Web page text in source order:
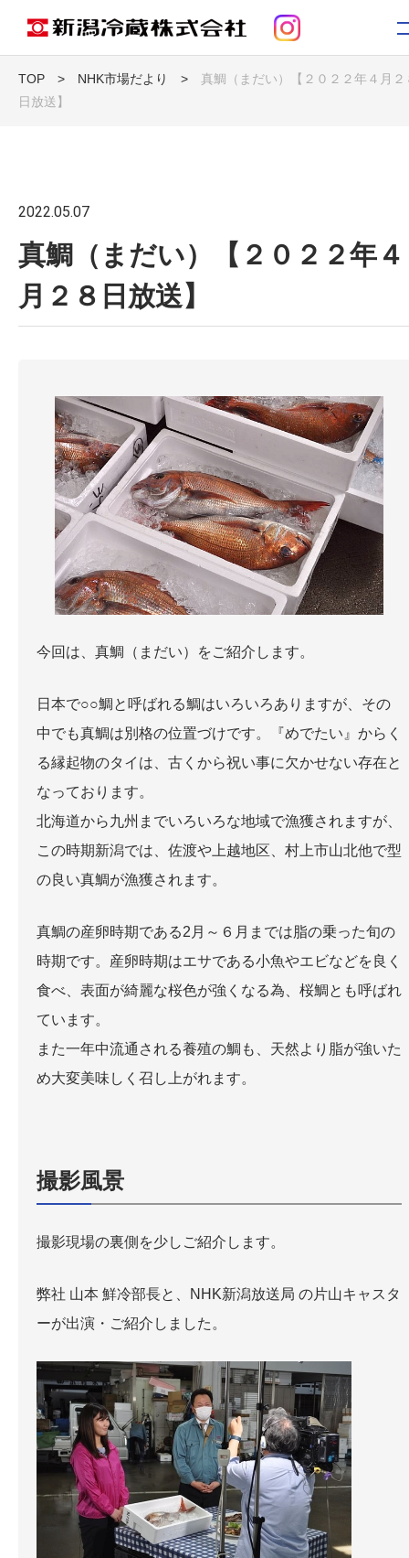
事業紹介
お問い合わせ
TOP > NHK市場だより >
真鯛（まだい）【２０２２年４月２
日放送】
2022.05.07
真鯛（まだい）【２０２２年４
月２８日放送】
今回は、真鯛（まだい）をご紹介します。
日本で○○鯛と呼ばれる鯛はいろいろありますが、その
中でも真鯛は別格の位置づけです。『めでたい』からく
る縁起物のタイは、古くから祝い事に欠かせない存在と
なっております。
北海道から九州までいろいろな地域で漁獲されますが、
この時期新潟では、佐渡や上越地区、村上市山北他で型
の良い真鯛が漁獲されます。
真鯛の産卵時期である2月～６月までは脂の乗った旬の
時期です。産卵時期はエサである小魚やエビなどを良く
食べ、表面が綺麗な桜色が強くなる為、桜鯛とも呼ばれ
ています。
また一年中流通される養殖の鯛も、天然より脂が強いた
め大変美味しく召し上がれます。
撮影風景
撮影現場の裏側を少しご紹介します。
弊社 山本 鮮冷部長と、NHK新潟放送局 の片山キャスタ
ーが出演・ご紹介しました。